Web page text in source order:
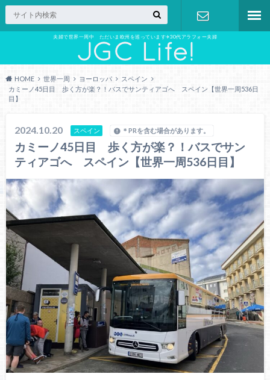
夫婦で世界一周中 ただいま欧州を巡っています✈︎30代アラフォー夫婦
お問い合わ
HOME 世界一周 ヨーロッパ
スペイン
カミーノ45日目 歩く方が楽？！バスでサンティアゴへ スペイン【世界一周536日
目】
2024.10.20 スペイン ＊PRを含む場合があります。
カミーノ45日目 歩く方が楽？！バスでサン
ティアゴへ スペイン【世界一周536日目】